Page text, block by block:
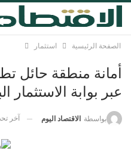
الصفحة الرئيسية استثمار
عبر بوابة الاستثمار
بواسطة الاقتصاد اليوم آخر